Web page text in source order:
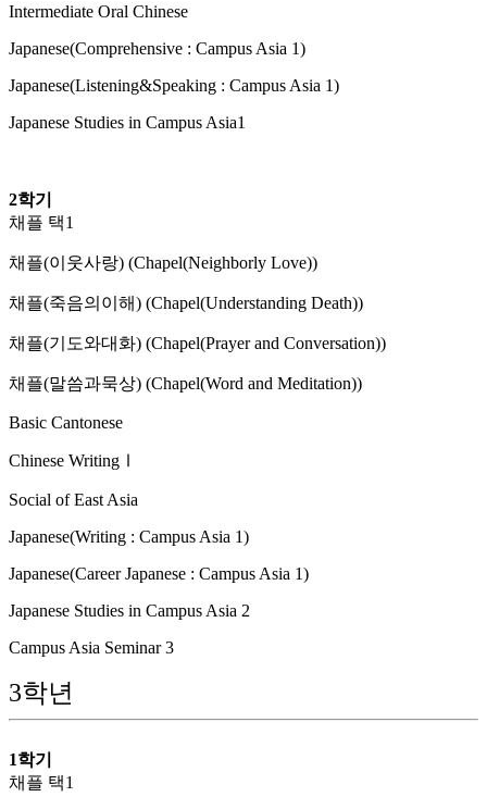
Intermediate Oral Chinese
Japanese(Comprehensive : Campus Asia 1)
Japanese(Listening&Speaking : Campus Asia 1)
Japanese Studies in Campus Asia1
2학기
채플 택1
채플(이웃사랑) (Chapel(Neighborly Love))
채플(죽음의이해) (Chapel(Understanding Death))
채플(기도와대화) (Chapel(Prayer and Conversation))
채플(말씀과묵상) (Chapel(Word and Meditation))
Basic Cantonese
Chinese WritingⅠ
Social of East Asia
Japanese(Writing : Campus Asia 1)
Japanese(Career Japanese : Campus Asia 1)
Japanese Studies in Campus Asia 2
Campus Asia Seminar 3
3학년
1학기
채플 택1